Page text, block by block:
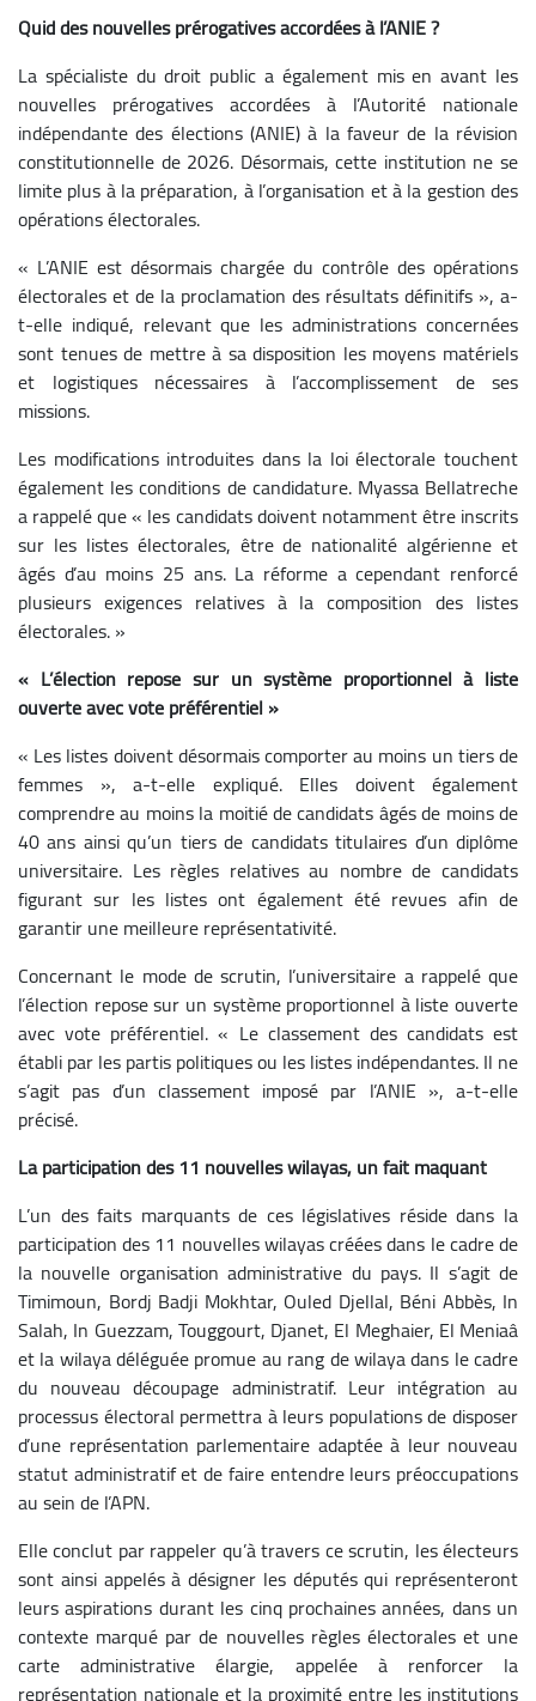
Quid des nouvelles prérogatives accordées à l’ANIE ?
La spécialiste du droit public a également mis en avant les
nouvelles prérogatives accordées à l’Autorité nationale
indépendante des élections (ANIE) à la faveur de la révision
constitutionnelle de 2026. Désormais, cette institution ne se
limite plus à la préparation, à l’organisation et à la gestion des
opérations électorales.
« L’ANIE est désormais chargée du contrôle des opérations
électorales et de la proclamation des résultats définitifs », a-
t-elle indiqué, relevant que les administrations concernées
sont tenues de mettre à sa disposition les moyens matériels
et logistiques nécessaires à l’accomplissement de ses
missions.
Les modifications introduites dans la loi électorale touchent
également les conditions de candidature. Myassa Bellatreche
a rappelé que « les candidats doivent notamment être inscrits
sur les listes électorales, être de nationalité algérienne et
âgés d’au moins 25 ans. La réforme a cependant renforcé
plusieurs exigences relatives à la composition des listes
électorales. »
« L’élection repose sur un système proportionnel à liste
ouverte avec vote préférentiel »
« Les listes doivent désormais comporter au moins un tiers de
femmes », a-t-elle expliqué. Elles doivent également
comprendre au moins la moitié de candidats âgés de moins de
40 ans ainsi qu’un tiers de candidats titulaires d’un diplôme
universitaire. Les règles relatives au nombre de candidats
figurant sur les listes ont également été revues afin de
garantir une meilleure représentativité.
Concernant le mode de scrutin, l’universitaire a rappelé que
l’élection repose sur un système proportionnel à liste ouverte
avec vote préférentiel. « Le classement des candidats est
établi par les partis politiques ou les listes indépendantes. Il ne
s’agit pas d’un classement imposé par l’ANIE », a-t-elle
précisé.
La participation des 11 nouvelles wilayas, un fait maquant
L’un des faits marquants de ces législatives réside dans la
participation des 11 nouvelles wilayas créées dans le cadre de
la nouvelle organisation administrative du pays. Il s’agit de
Timimoun, Bordj Badji Mokhtar, Ouled Djellal, Béni Abbès, In
Salah, In Guezzam, Touggourt, Djanet, El Meghaier, El Meniaâ
et la wilaya déléguée promue au rang de wilaya dans le cadre
du nouveau découpage administratif. Leur intégration au
processus électoral permettra à leurs populations de disposer
d’une représentation parlementaire adaptée à leur nouveau
statut administratif et de faire entendre leurs préoccupations
au sein de l’APN.
Elle conclut par rappeler qu’à travers ce scrutin, les électeurs
sont ainsi appelés à désigner les députés qui représenteront
leurs aspirations durant les cinq prochaines années, dans un
contexte marqué par de nouvelles règles électorales et une
carte administrative élargie, appelée à renforcer la
représentation nationale et la proximité entre les institutions